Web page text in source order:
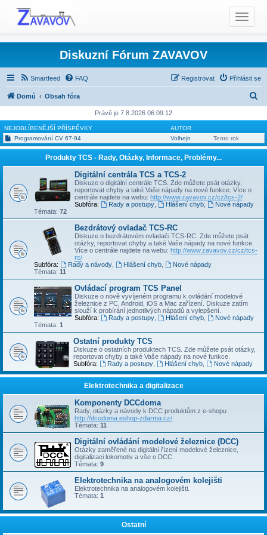
T
o
g
l
e
n
a
n
Diskuzní Fórum ZAVAVOV
Smartfeed FAQ Přihlásit se
Registrovat
Domů Obsah fóra
t
Právě je 7.8.2026 06:09:12
NEJOBLÍBENĚJŠÍ PŘÍSPĚVKY
AUTOR
Programování CV 67-94
Volhejn Tento rok
Produkty TCS - Rady, Otázky, Informace, Problémy...
Digitální centrála TCS a TCS-2
Diskuze o digitální centrále TCS. Zde můžete psát otázky,
reportovat chyby a také Vaše nápady na nové funkce. Více o
centrále najdete na webu: http://www.zavavov.cz/cz/tcs-2/
Subfóra:
Rady a postupy, Hlášení chyb,
Nové nápady
Témata: 72
Bezdrátový ovladač TCS-RC
Diskuze o bezdrátovém ovladači TCS-RC. Zde můžete psát
otázky, reportovat chyby a také Vaše nápady na nové funkce.
Více o centrále najdete na webu: http://www.zavavov.cz/cz/tcs-
rc/
Subfóra:
Rady a návody, Hlášení chyb,
Nové nápady
Témata: 11
Ovládací program TCS Panel
Diskuze o nově vyvíjeném programu k ovládání modelové
železnice z PC, Android, iOS a Mac zařízení. Diskuze zatím
slouží k probírání jednotlivých nápadů a vylepšení.
Subfóra:
Rady a postupy, Hlášení chyb,
Nové nápady
Témata: 1
Ostatní produkty TCS
Diskuze o ostatních produktech TCS. Zde můžete psát otázky,
reportovat chyby a také Vaše nápady na nové funkce.
Subfóra:
Rady a postupy, Hlášení chyb, Nové nápady
Elektrotechnika a digitalizace
Komponenty DCCdoma
Rady, otázky a návody k DCC produktům z e-shopu
http://dccdoma.eshop-zdarma.cz/
Témata: 11
Digitální ovládání modelové železnice (DCC)
Otázky zaměřené na digitální řízení modelové železnice,
digitalizaci lokomotiv a vše o DCC.
Témata: 9
Elektrotechnika na analogovém kolejišti
Elektrotechnika na analogovém kolejišti.
Témata: 1
Ostatní